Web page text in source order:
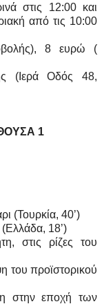
στις 12:00 και
από τις 10:00
8 ευρώ (
(Iερά Oδός 48,
1
(Τουρκία, 40’)
18’)
στις ρίζες του
του προϊστορικού
στην εποχή των